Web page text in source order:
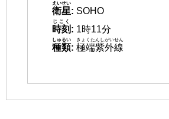
衛星
えいせい
: SOHO
時刻
じこく
: 1時11分
種類
しゅるい
: 極端紫外線
きょくたんしがいせん